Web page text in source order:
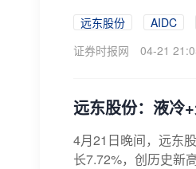
远东股份 AIDC
证券时报网
04-21
远东股份：液冷
4月21日晚间，远东
长7.72%，创历史新